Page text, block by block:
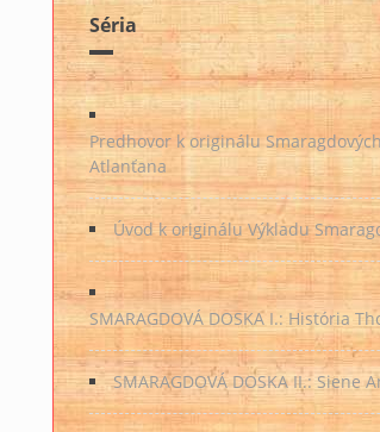
Séria
Predhovor k originálu
Atlanťana
Úvod k originálu Výkladu
SMARAGDOVÁ DOSKA I.: História
SMARAGDOVÁ DOSKA II.: Siene